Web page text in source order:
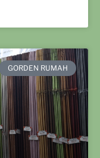
GORDEN RUMAH